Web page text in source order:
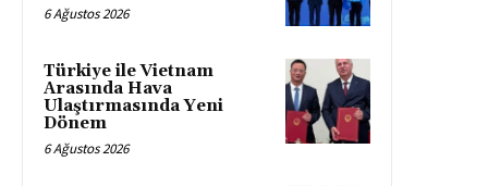
6 Ağustos 2026
Türkiye ile Vietnam
Arasında Hava
Ulaştırmasında Yeni
Dönem
6 Ağustos 2026